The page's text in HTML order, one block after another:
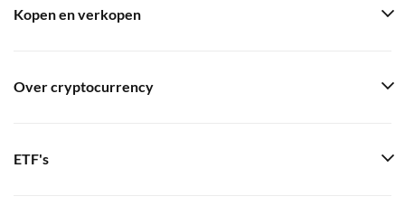
Kopen en verkopen
Over cryptocurrency
ETF's